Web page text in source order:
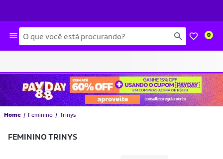
Busca 0
Home Feminino Trinys
FEMININO TRINYS